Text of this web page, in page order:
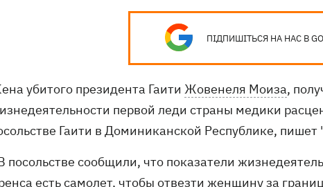
ПІДПИШІТЬСЯ НА НАС В
убитого президента Гаити Жовенеля Моиза,
первой леди страны медики
Гаити в Доминиканской Республике, пишет
посольстве сообщили, что показатели
есть самолет, чтобы отвезти женщину за